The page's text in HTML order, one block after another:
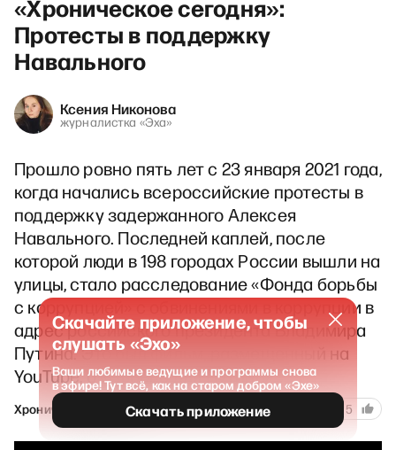
«Хроническое сегодня»:
Протесты в поддержку
Навального
Ксения Никонова
журналистка «Эха»
Прошло ровно пять лет с 23 января 2021 года,
когда начались всероссийские протесты в
поддержку задержанного Алексея
Навального. Последней каплей, после
которой люди в 198 городах России вышли на
улицы, стало расследование «Фонда борьбы
с коррупцией» с обвинениями в коррупции в
адрес российского президента Владимира
Путина. Это был фильм, размещенный на
YouTube, о «Дворце для Путина»…
Хроническое сегодня 26 января 2026 545 5
Скачайте приложение, чтобы
слушать «Эхо»
Ваши любимые ведущие и программы снова
в эфире! Тут всё, как на старом добром «Эхе»
Скачать приложение